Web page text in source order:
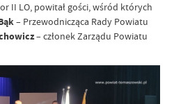
II LO, powitał gości, wśród których
– Przewodnicząca Rady Powiatu
– członek Zarządu Powiatu